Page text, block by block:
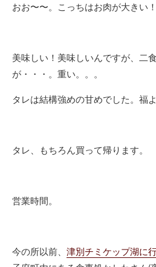
おお〜〜。こっちはお肉が大きい！
美味しい！美味しいんですが、二
が・・・。重い。。。
タレは結構強めの甘めでした。福
タレ、もちろん買って帰ります。
営業時間。
今の所以前、 津別チミケップ湖に